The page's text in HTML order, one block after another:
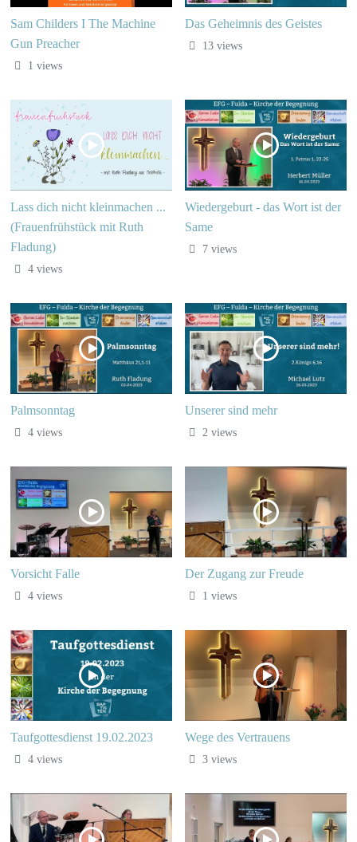
Sam Childers I The Machine
Gun Preacher
1 views
Das Geheimnis des Geistes
13 views
Lass dich nicht kleinmachen ...
(Frauenfrühstück mit Ruth
Fladung)
4 views
Wiedergeburt - das Wort ist der
Same
7 views
Palmsonntag
4 views
Unserer sind mehr
2 views
Vorsicht Falle
4 views
Der Zugang zur Freude
1 views
Taufgottesdienst 19.02.2023
4 views
Wege des Vertrauens
3 views